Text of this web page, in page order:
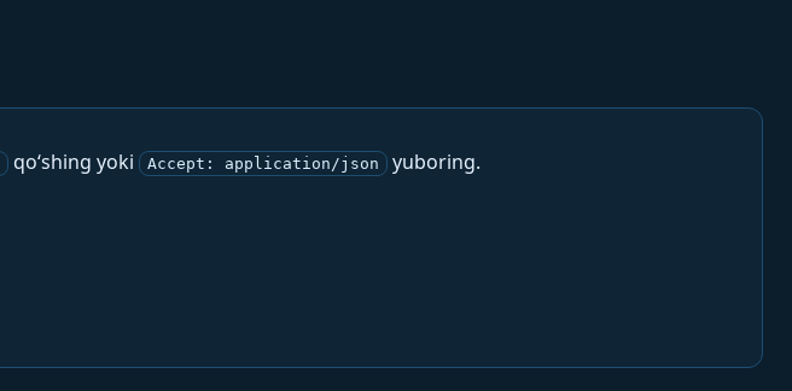
qo‘shing yoki Accept: application/json
yuboring.